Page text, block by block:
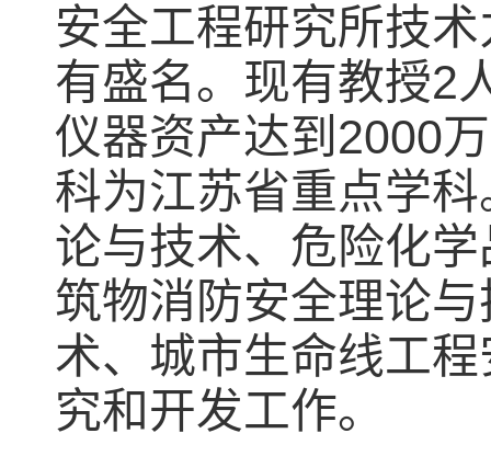
安全工程研究所技
有盛名。现有教授2
仪器资产达到2000
科为江苏省重点学
论与技术、危险化
筑物消防安全理论
术、城市生命线工
究和开发工作。